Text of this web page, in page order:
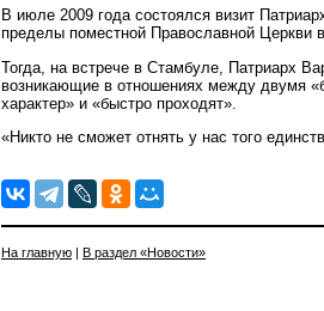
В июле 2009 года состоялся визит
пределы поместной Православной Церкви
Тогда, на встрече в Стамбуле, Патриарх
возникающие в отношениях между двумя
характер» и «быстро проходят».
«Никто не сможет отнять у нас того
На главную | В раздел «Новости»